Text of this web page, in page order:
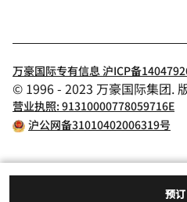
预订
万豪国际专有信息 沪ICP备
© 1996 - 2023 万豪国际集团.
营业执照: 91310000778059716E
沪公网备31010402006319号